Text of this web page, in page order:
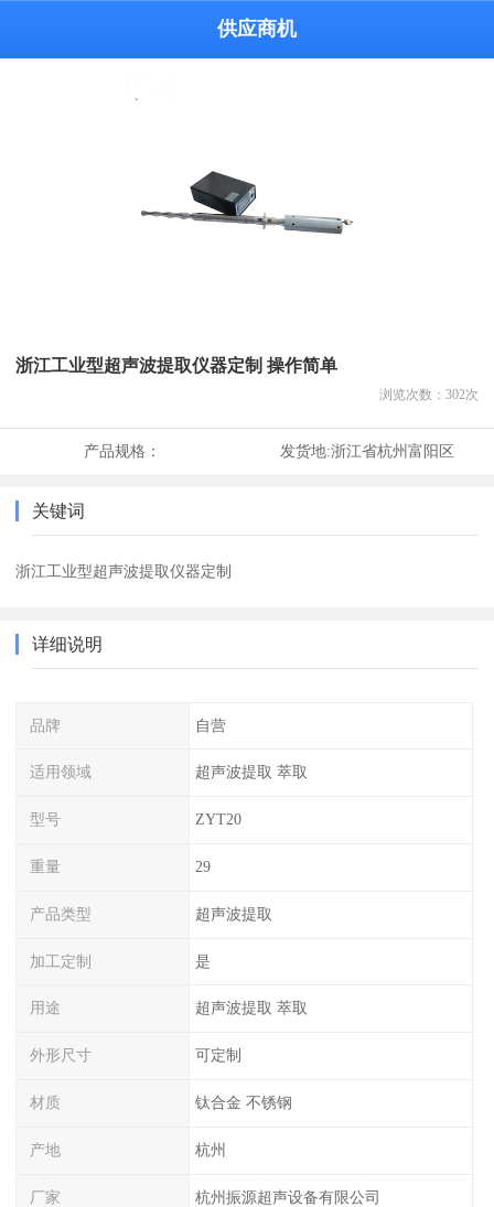
供应商机
浙江工业型超声波提取仪器定制 操作简单
浏览次数： 302次
产品规格： 发货地:浙江省杭州富阳区
关键词
浙江工业型超声波提取仪器定制
详细说明
品牌 自营
适用领域 超声波提取 萃取
型号 ZYT20
重量 29
产品类型 超声波提取
加工定制 是
用途 超声波提取 萃取
外形尺寸 可定制
材质 钛合金 不锈钢
产地 杭州
厂家 杭州振源超声设备有限公司